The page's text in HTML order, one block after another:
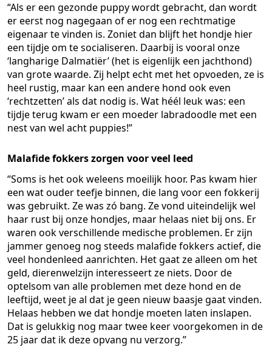
“Als er een gezonde puppy wordt gebracht, dan wordt
er eerst nog nagegaan of er nog een rechtmatige
eigenaar te vinden is. Zoniet dan blijft het hondje hier
een tijdje om te socialiseren. Daarbij is vooral onze
‘langharige Dalmatiër’ (het is eigenlijk een jachthond)
van grote waarde. Zij helpt echt met het opvoeden, ze is
heel rustig, maar kan een andere hond ook even
‘rechtzetten’ als dat nodig is. Wat héél leuk was: een
tijdje terug kwam er een moeder labradoodle met een
nest van wel acht puppies!”
Malafide fokkers zorgen voor veel leed
“Soms is het ook weleens moeilijk hoor. Pas kwam hier
een wat ouder teefje binnen, die lang voor een fokkerij
was gebruikt. Ze was zó bang. Ze vond uiteindelijk wel
haar rust bij onze hondjes, maar helaas niet bij ons. Er
waren ook verschillende medische problemen. Er zijn
jammer genoeg nog steeds malafide fokkers actief, die
veel hondenleed aanrichten. Het gaat ze alleen om het
geld, dierenwelzijn interesseert ze niets. Door de
optelsom van alle problemen met deze hond en de
leeftijd, weet je al dat je geen nieuw baasje gaat vinden.
Helaas hebben we dat hondje moeten laten inslapen.
Dat is gelukkig nog maar twee keer voorgekomen in de
25 jaar dat ik deze opvang nu verzorg.”